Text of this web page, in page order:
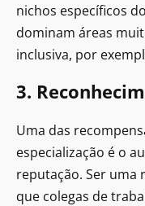
nichos específicos
dominam áreas
inclusiva, por
3.
Uma das
especialização é o
reputação. Ser uma
que colegas de